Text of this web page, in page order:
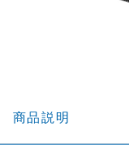
商品説明